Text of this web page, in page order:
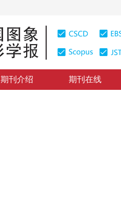
期刊介绍 期刊在线